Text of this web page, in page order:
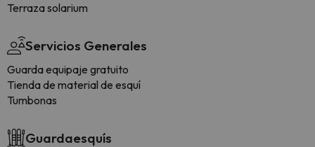
Terraza solarium
Servicios Generales
Guarda equipaje gratuito
Tienda de material de esquí
Tumbonas
Guardaesquís